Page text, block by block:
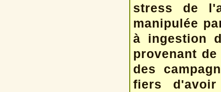
stress de
manipulée
à ingestion
provenant
des
fiers